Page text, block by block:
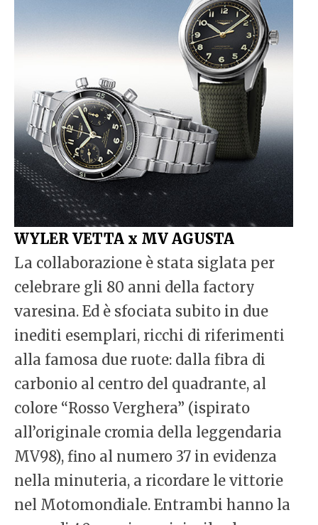
WYLER VETTA x MV AGUSTA
La collaborazione è stata siglata per
celebrare gli 80 anni della factory
varesina. Ed è sfociata subito in due
inediti esemplari, ricchi di riferimenti
alla famosa due ruote: dalla fibra di
carbonio al centro del quadrante, al
colore “Rosso Verghera” (ispirato
all’originale cromia della leggendaria
MV98), fino al numero 37 in evidenza
nella minuteria, a ricordare le vittorie
nel Motomondiale. Entrambi hanno la